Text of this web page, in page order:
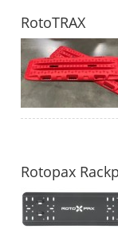
RotoTRAX
Rotopax